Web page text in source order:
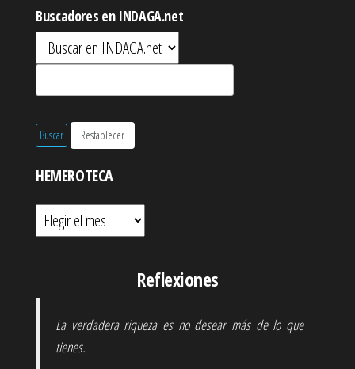
Buscadores en INDAGA.net
HEMEROTECA
Hemeroteca
Reflexiones
La verdadera riqueza es no desear más de lo que
tienes.